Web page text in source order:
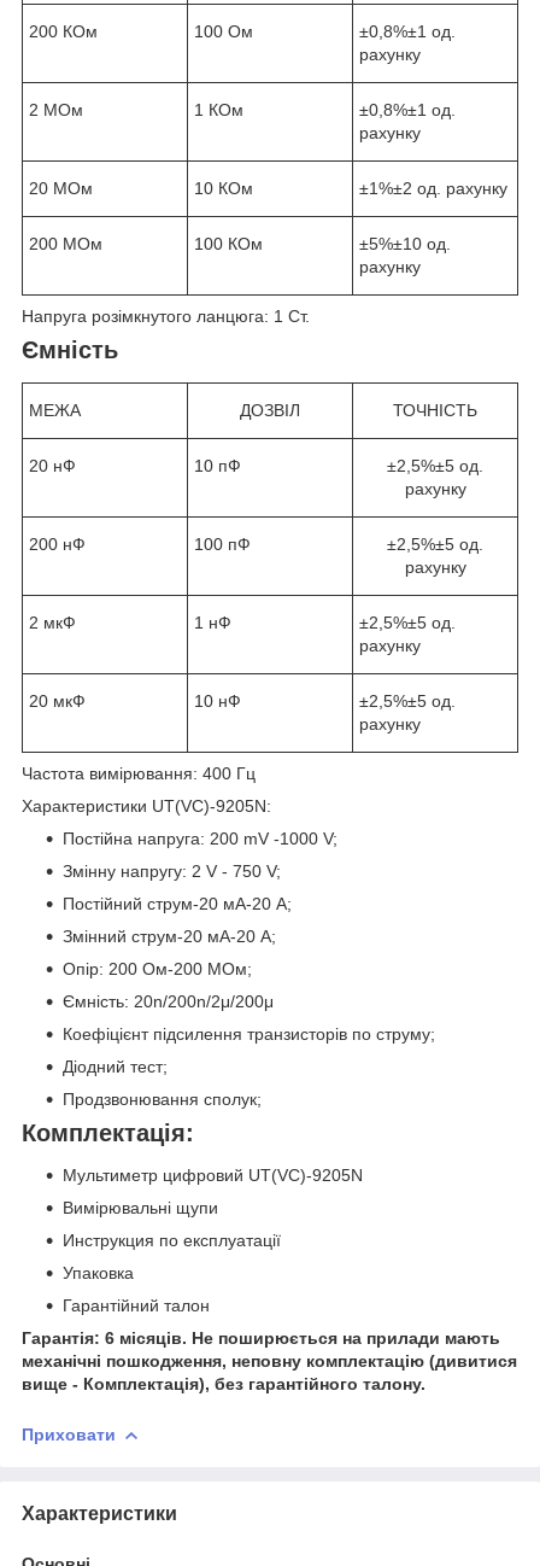
200 КОм 100 Ом
±0,8%±1 од.
рахунку
2 МОм 1 КОм
±0,8%±1 од.
рахунку
20 МОм 10 КОм ±1%±2 од. рахунку
200 МОм 100 КОм
±5%±10 од.
рахунку
Напруга розімкнутого ланцюга: 1 Ст.
Ємність
МЕЖА ДОЗВІЛ ТОЧНІСТЬ
20 нФ 10 пФ
±2,5%±5 од.
рахунку
200 нФ 100 пФ
±2,5%±5 од.
рахунку
2 мкФ 1 нФ
±2,5%±5 од.
рахунку
20 мкФ 10 нФ
±2,5%±5 од.
рахунку
Частота вимірювання: 400 Гц
Характеристики UT(VC)-9205N:
Постійна напруга: 200 mV -1000 V;
Змінну напругу: 2 V - 750 V;
Постійний струм-20 мА-20 А;
Змінний струм-20 мА-20 А;
Опір: 200 Ом-200 МОм;
Ємність: 20n/200n/2μ/200μ
Коефіцієнт підсилення транзисторів по струму;
Діодний тест;
Продзвонювання сполук;
Комплектація:
Мультиметр цифровий UT(VC)-9205N
Вимірювальні щупи
Инструкция по експлуатації
Упаковка
Гарантійний талон
Гарантія: 6 місяців. Не поширюється на прилади мають
механічні пошкодження, неповну комплектацію (дивитися
вище - Комплектація), без гарантійного талону.
Приховати
Характеристики